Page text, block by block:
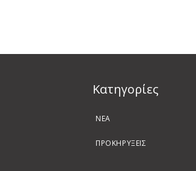
Kατηγορίες
ΝΕΑ
ΠΡΟΚΗΡΥΞΕΙΣ